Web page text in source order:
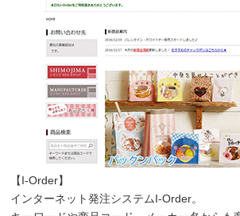
【I-Order】
インターネット発注システムI-Order。